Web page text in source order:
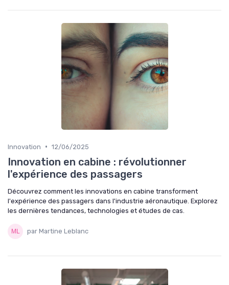
Innovation • 12/06/2025
Innovation en cabine : révolutionner
l'expérience des passagers
Découvrez comment les innovations en cabine transforment
l'expérience des passagers dans l'industrie aéronautique. Explorez
les dernières tendances, technologies et études de cas.
par Martine Leblanc